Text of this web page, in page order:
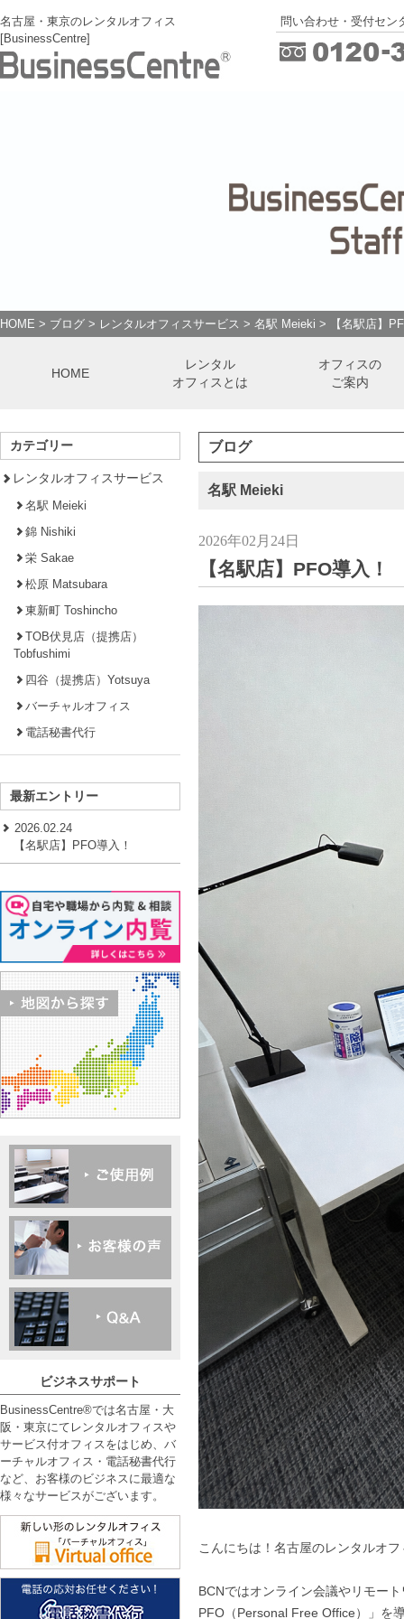
名古屋・東京のレンタルオフィス
[BusinessCentre]
問い合わせ・受付セン
HOME > ブログ > レンタルオフィスサービス > 名駅 Meieki > 【名駅店】
HOME
レンタル
オフィスとは
オフィスの
ご案内
ブログ
名駅 Meieki
2026年02月24日
【名駅店】PFO導入！
こんにちは！名古屋のレンタルオ
BCNではオンライン会議やリモー
PFO（Personal Free Office）」を
カテゴリー
レンタルオフィスサービス
名駅 Meieki
錦 Nishiki
栄 Sakae
松原 Matsubara
東新町 Toshincho
TOB伏見店（提携店）
Tobfushimi
四谷（提携店）Yotsuya
バーチャルオフィス
電話秘書代行
最新エントリー
2026.02.24
【名駅店】PFO導入！
ビジネスサポート
BusinessCentre®では名古屋・大
阪・東京にてレンタルオフィスや
サービス付オフィスをはじめ、バ
ーチャルオフィス・電話秘書代行
など、お客様のビジネスに最適な
様々なサービスがございます。